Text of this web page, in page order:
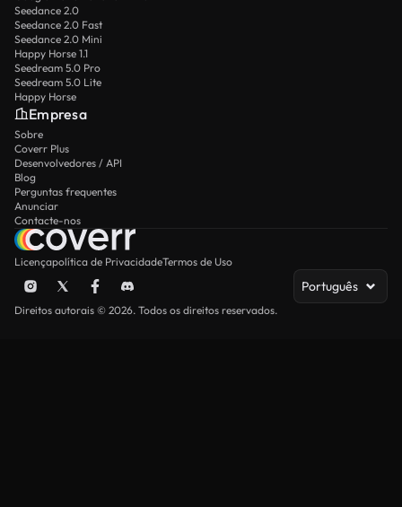
Seedance 2.0
Seedance 2.0 Fast
Seedance 2.0 Mini
Happy Horse 1.1
Seedream 5.0 Pro
Seedream 5.0 Lite
Happy Horse
Empresa
Sobre
Coverr Plus
Desenvolvedores / API
Blog
Perguntas frequentes
Anunciar
Contacte-nos
Licençapolítica de PrivacidadeTermos de Uso
Português
Direitos autorais © 2026. Todos os direitos reservados.